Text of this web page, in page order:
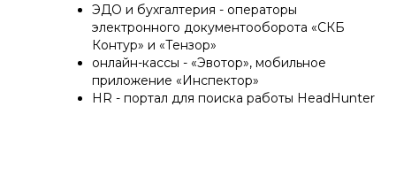
ЭДО и бухгалтерия - операторы
электронного документооборота «СКБ
Контур» и «Тензор»
онлайн-кассы - «Эвотор», мобильное
приложение «Инспектор»
HR - портал для поиска работы HeadHunter